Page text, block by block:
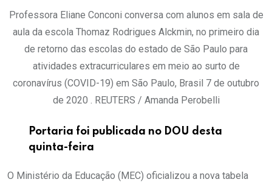
Professora Eliane Conconi conversa com alunos em sala de
aula da escola Thomaz Rodrigues Alckmin, no primeiro dia
de retorno das escolas do estado de São Paulo para
atividades extracurriculares em meio ao surto de
coronavírus (COVID-19) em São Paulo, Brasil 7 de outubro
de 2020 . REUTERS / Amanda Perobelli
Portaria foi publicada no DOU desta
quinta-feira
O Ministério da Educação (MEC) oficializou a nova tabela